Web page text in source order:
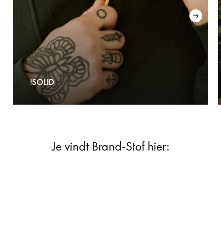
!SOLID
Je vindt Brand-Stof hier: